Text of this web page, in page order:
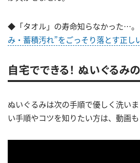
◆「タオル」の寿命知らなかった…。
み・蓄積汚れ”をごっそり落とす正し
自宅でできる！ ぬいぐるみ
ぬいぐるみは次の手順で優しく洗い
い手順やコツを知りたい方は、動画も